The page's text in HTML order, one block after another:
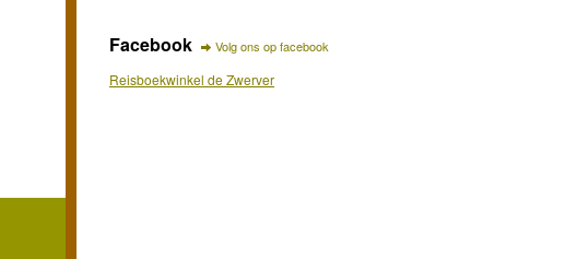
Facebook Volg ons op facebook
Reisboekwinkel de Zwerver